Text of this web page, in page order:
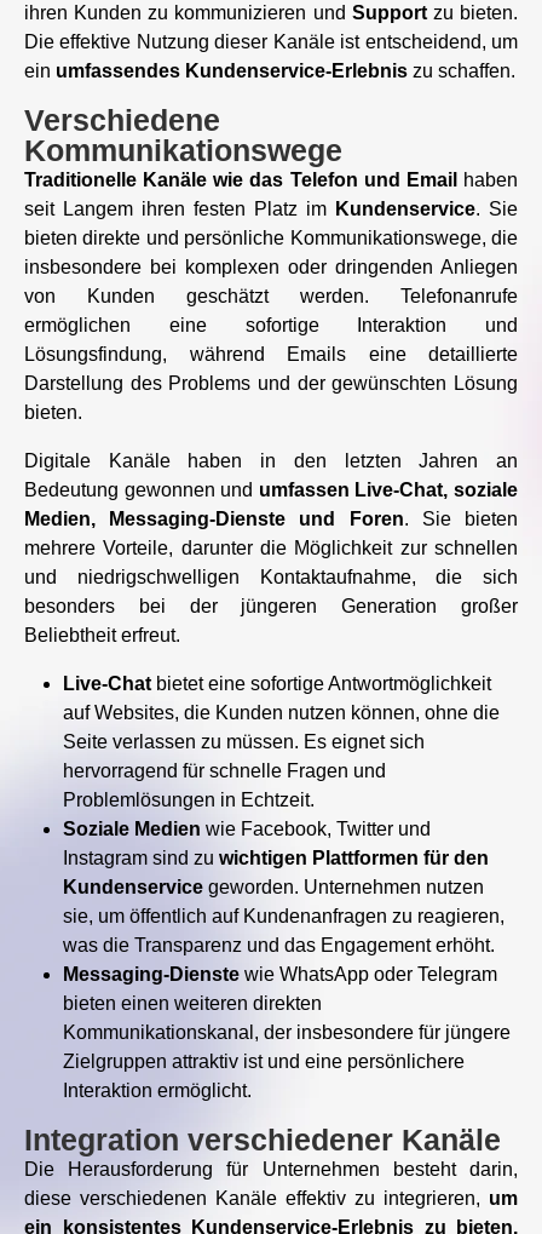
ihren Kunden zu kommunizieren und Supportzu bieten.
Die effektive Nutzung dieser Kanäle ist entscheidend, um
ein umfassendes Kundenservice-Erlebnis zu schaffen.
Verschiedene
Kommunikationswege
Traditionelle Kanäle wie das Telefon und Email
haben
seit Langem ihren festen Platz im Kundenservice. Sie
bieten direkte und persönliche Kommunikationswege, die
insbesondere bei komplexen oder dringenden Anliegen
von Kunden geschätzt werden. Telefonanrufe
ermöglichen eine sofortige Interaktion und
Lösungsfindung, während Emails eine detaillierte
Darstellung des Problems und der gewünschten Lösung
bieten.
Digitale Kanäle haben in den letzten Jahren an
Bedeutung gewonnen und umfassen Live-Chat, soziale
Medien, Messaging-Dienste und Foren. Sie bieten
mehrere Vorteile, darunter die Möglichkeit zur schnellen
und niedrigschwelligen Kontaktaufnahme, die sich
besonders bei der jüngeren Generation großer
Beliebtheit erfreut.
Live-Chat bietet eine sofortige Antwortmöglichkeit
auf Websites, die Kunden nutzen können, ohne die
Seite verlassen zu müssen. Es eignet sich
hervorragend für schnelle Fragen und
Problemlösungen in Echtzeit.
Soziale Medien wie Facebook, Twitter und
Instagram sind zu wichtigen Plattformen für den
Kundenservice geworden. Unternehmen nutzen
sie, um öffentlich auf Kundenanfragen zu reagieren,
was die Transparenz und das Engagement erhöht.
Messaging-Dienste wie WhatsApp oder Telegram
bieten einen weiteren direkten
Kommunikationskanal, der insbesondere für jüngere
Zielgruppen attraktiv ist und eine persönlichere
Interaktion ermöglicht.
Integration verschiedener Kanäle
Die Herausforderung für Unternehmen besteht darin,
diese verschiedenen Kanäle effektiv zu integrieren, um
ein konsistentes Kundenservice-Erlebnis zu bieten.